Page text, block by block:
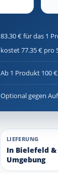
83.30 € für das 1
kostet 77.35 € pro
Ab 1 Produkt 100
Optional gegen
LIEFERUNG
In Bielefeld &
Umgebung